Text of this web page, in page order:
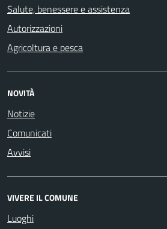
Salute, benessere e assistenza
Autorizzazioni
Agricoltura e pesca
NOVITÀ
Notizie
Comunicati
Avvisi
VIVERE IL COMUNE
Luoghi